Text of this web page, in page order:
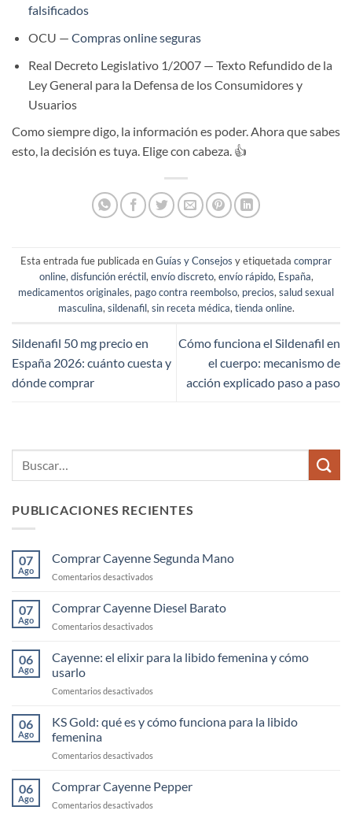
falsificados
OCU — Compras online seguras
Real Decreto Legislativo 1/2007 — Texto Refundido de la
Ley General para la Defensa de los Consumidores y
Usuarios
Como siempre digo, la información es poder. Ahora que sabes
esto, la decisión es tuya. Elige con cabeza. 👍
Esta entrada fue publicada enGuías y Consejos y etiquetada comprar
online,disfunción eréctil,envío discreto,envío rápido, España,
medicamentos originales, pago contra reembolso, precios,salud sexual
masculina,sildenafil,sin receta médica,tienda online.
Sildenafil 50 mg precio en
España 2026: cuánto cuesta y
dónde comprar
Cómo funciona el Sildenafil en
el cuerpo: mecanismo de
acción explicado paso a paso
PUBLICACIONES RECIENTES
07
Ago
Comprar Cayenne Segunda Mano
Comentarios desactivados
Cayenne
Mano
07
Ago
Comprar Cayenne Diesel Barato
Comentarios desactivados
Cayenne
06
Ago
Cayenne: el elixir para la libido femenina y cómo
usarlo
Comentarios desactivados
el
la
femenina
cómo
06
Ago
KS Gold: qué es y cómo funciona para la libido
femenina
Comentarios desactivados
Gold:
es
06
Ago
Comprar Cayenne Pepper
Comentarios desactivados